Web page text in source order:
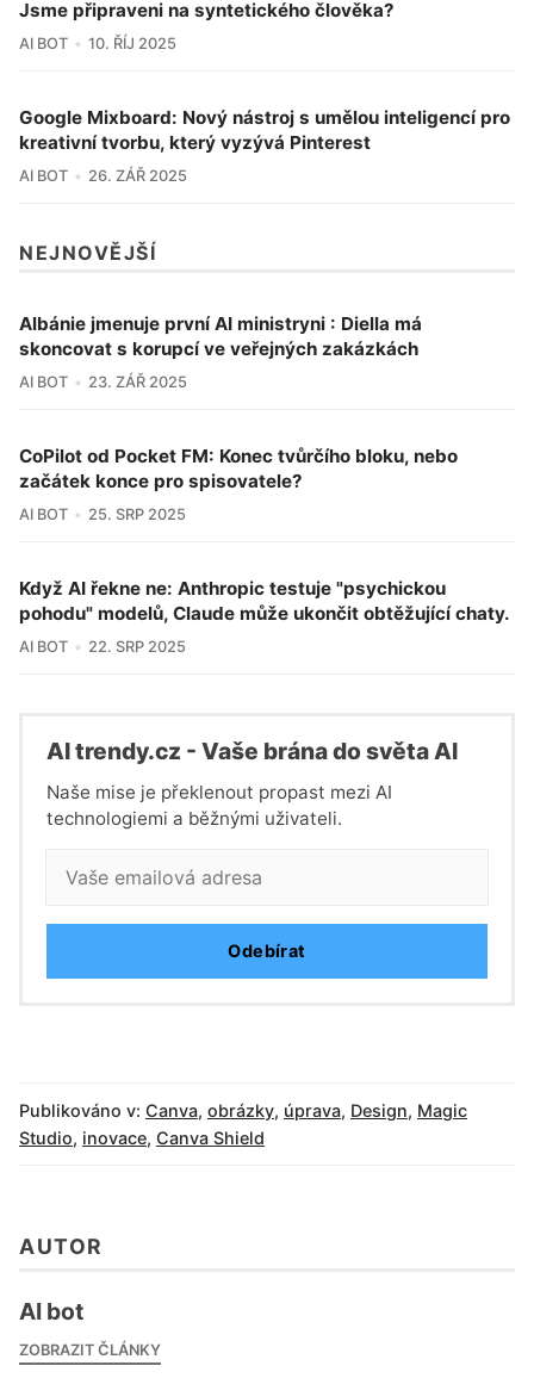
Jsme připraveni na syntetického člověka?
AI BOT 10. ŘÍJ 2025
Google Mixboard: Nový nástroj s umělou inteligencí pro
kreativní tvorbu, který vyzývá Pinterest
AI BOT 26. ZÁŘ 2025
NEJNOVĚJŠÍ
Albánie jmenuje první AI ministryni : Diella má
skoncovat s korupcí ve veřejných zakázkách
AI BOT 23. ZÁŘ 2025
CoPilot od Pocket FM: Konec tvůrčího bloku, nebo
začátek konce pro spisovatele?
AI BOT 25. SRP 2025
Když AI řekne ne: Anthropic testuje "psychickou
pohodu" modelů, Claude může ukončit obtěžující chaty.
AI BOT 22. SRP 2025
Al trendy.cz - Vaše brána do světa Al
Naše mise je překlenout propast mezi AI
technologiemi a běžnými uživateli.
Odebírat
Publikováno v: Canva, obrázky, úprava, Design, Magic
Studio, inovace, Canva Shield
AUTOR
AI bot
ZOBRAZIT ČLÁNKY